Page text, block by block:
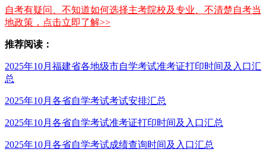
自考有疑问、不知道如何选择主考院校及专业、不清楚自考当
地政策，点击立即了解>>
推荐阅读：
2025年10月福建省各地级市自学考试准考证打印时间及入口汇
总
2025年10月各省自学考试考试安排汇总
2025年10月各省自学考试准考证打印时间及入口汇总
2025年10月各省自学考试成绩查询时间及入口汇总